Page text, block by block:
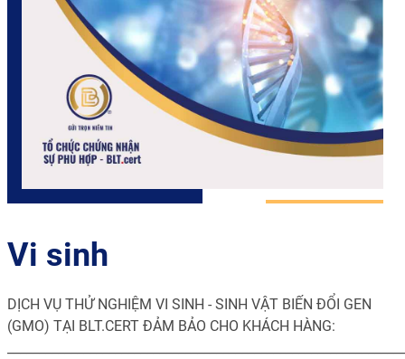
Vi sinh
DỊCH VỤ THỬ NGHIỆM VI SINH - SINH VẬT BIẾN ĐỔI GEN
(GMO) TẠI BLT.CERT ĐẢM BẢO CHO KHÁCH HÀNG: